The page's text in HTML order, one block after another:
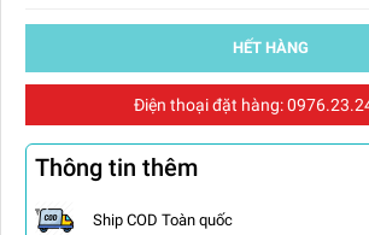
HẾT HÀNG
Điện thoại đặt hàng:
Thông tin thêm
Ship COD Toàn quốc